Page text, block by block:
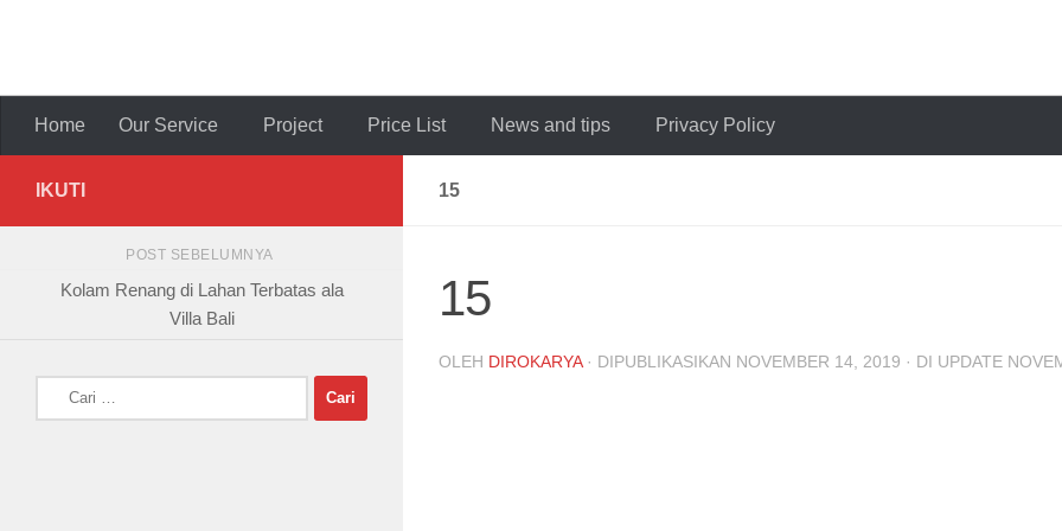
Home Our Service Project Price List News and tips Privacy Policy
15
15
OLEH DIROKARYA · DIPUBLIKASIKAN NOVEMBER 14, 2019 · DI UPDATE
IKUTI
POST SEBELUMNYA
Kolam Renang di Lahan Terbatas ala
Villa Bali
untuk: